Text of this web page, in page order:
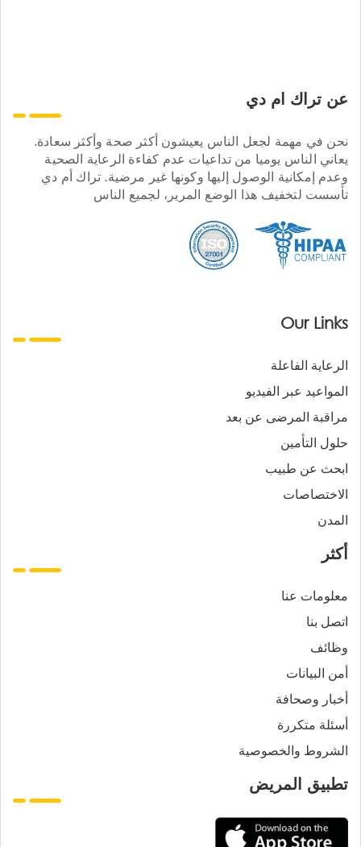
عن تراك ام دي
نحن في مهمة لجعل الناس يعيشون أكثر صحة وأكثر سعادة.
يعاني الناس يوميا من تداعيات عدم كفاءة الرعاية الصحية
وعدم إمكانية الوصول إليها وكونها غير مرضية. تراك أم دي
تأسست لتخفيف هذا الوضع المرير، لجميع الناس
Our Links
الرعاية الفاعلة
المواعيد عبر الفيديو
مراقبة المرضى عن بعد
حلول التأمين
ابحث عن طبيب
الاختصاصات
المدن
أكثر
معلومات عنا
اتصل بنا
وظائف
أمن البيانات
أخبار وصحافة
أسئلة متكررة
الشروط والخصوصية
تطبيق المريض